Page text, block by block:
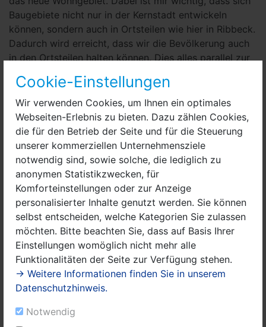
Cookie-Einstellungen
Wir verwenden Cookies, um Ihnen ein optimales
Webseiten-Erlebnis zu bieten. Dazu zählen Cookies,
die für den Betrieb der Seite und für die Steuerung
unserer kommerziellen Unternehmensziele
notwendig sind, sowie solche, die lediglich zu
anonymen Statistikzwecken, für
Komforteinstellungen oder zur Anzeige
personalisierter Inhalte genutzt werden. Sie können
selbst entscheiden, welche Kategorien Sie zulassen
möchten. Bitte beachten Sie, dass auf Basis Ihrer
Einstellungen womöglich nicht mehr alle
Funktionalitäten der Seite zur Verfügung stehen.
→ Weitere Informationen finden Sie in unserem
Datenschutzhinweis.
Notwendig
Baugebiete nicht nur in der Kernstadt entwickeln
können, sondern auch in Ortsteilen wie hier in Ribbeck.
Dadurch wird erreicht, dass wir die Bevölkerung auch
in den Ortsteilen halten können. Dies alles parallel zur
verzeichnet Nauen inkl. der dazugehörigen 14 Ortsteile
rund 19.000 Einwohner“, so Manuel Meger.
Zehn Einfamilienhäuser sollen im Flurweg Ribbeck in
Kürze entstehen, wobei die angebotenen Grundstücke
noch zum Verkauf bereit stehen. Die Grundstücke
bewegen sich in der Größenordnung von 730 bis 1.000
Quadratmeter und sollen hauptsächlich junge Familien
ansprechen. Die Kaufpreisvorstellung der Stadt liegt
bei mindestens 70 Euro pro Quadratmeter. Die
Grundstücke werden dabei nicht nur zum Verkauf
angeboten. „Der Bauherr kann sich ebenso dazu
entscheiden, sein Grundstück für 99 Jahre über die
Erbbaupacht zu erwerben“, erläutert der Bürgermeister.
In der Ausschreibung wurden zudem Kriterien
festgelegt, wonach nicht nur der Kaufpreis
entscheidend ist. Er werde nur mit 50 Prozent
gewertet. Der Familienstatus werde dagegen mit 30,